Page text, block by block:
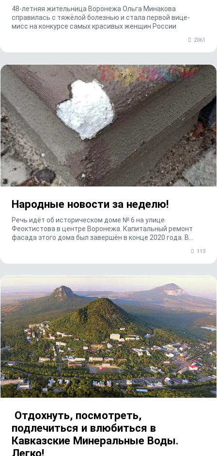
48-летняя жительница Воронежа Ольга Минакова
справилась с тяжёлой болезнью и стала первой вице-
мисс на конкурсе самых красивых женщин России
2061
Народные новости за неделю!
Речь идёт об историческом доме № 6 на улице
Феоктистова в центре Воронежа. Капитальный ремонт
фасада этого дома был завершён в конце 2020 года. В
113
Отдохнуть, посмотреть,
подлечиться и влюбиться в
Кавказские Минеральные Воды.
Легко!